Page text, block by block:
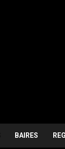
BAIRES